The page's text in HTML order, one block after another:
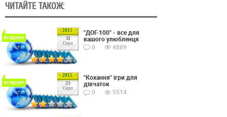
ЧИТАЙТЕ ТАКОЖ:
2015
11
Серп
Інтернет
"ДОГ-100" - все для
вашого улюбленця
0
4889
2015
23
Серп
Інтернет
"Кохання" ігри для
дівчаток
0
5514